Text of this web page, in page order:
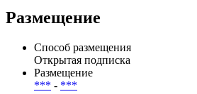
Размещение
Способ размещения
Открытая подписка
Размещение
*** - ***